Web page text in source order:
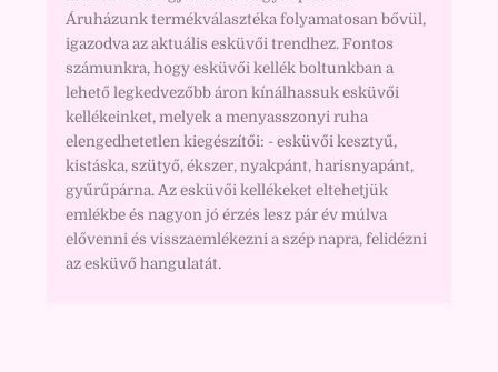
Áruházunk termékválasztéka folyamatosan bővül,
igazodva az aktuális esküvői trendhez. Fontos
számunkra, hogy esküvői kellék boltunkban a
lehető legkedvezőbb áron kínálhassuk esküvői
kellékeinket, melyek a menyasszonyi ruha
elengedhetetlen kiegészítői: - esküvői kesztyű,
kistáska, szütyő, ékszer, nyakpánt, harisnyapánt,
gyűrűpárna. Az esküvői kellékeket eltehetjük
emlékbe és nagyon jó érzés lesz pár év múlva
elővenni és visszaemlékezni a szép napra, felidézni
az esküvő hangulatát.